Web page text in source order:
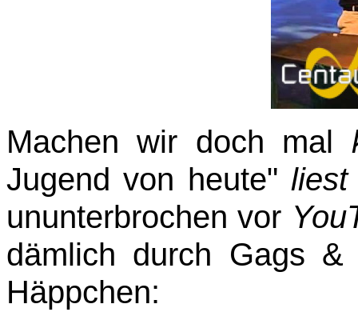
Machen wir doch mal
Jugend von heute" liest
ununterbrochen vor
dämlich durch Gags
Häppchen: